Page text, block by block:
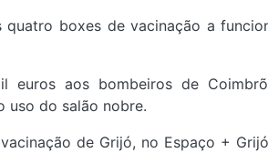
boxes de vacinação a
aos bombeiros de
uso do salão nobre.
de Grijó, no Espaço +